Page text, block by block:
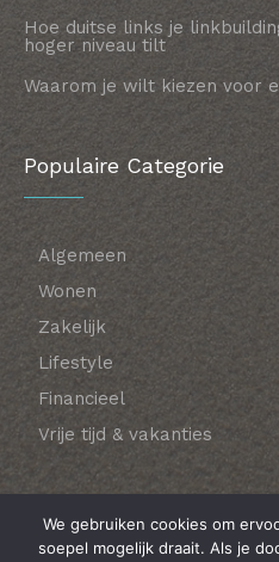
Hoe duitse links je
hoger niveau tilt
Waarom je wilt kiezen voor
Populaire Categorie
Algemeen
Wonen
Zakelijk
Lifestyle
Financieel
Vrije tijd & vakanties
We gebruiken cookies om
soepel mogelijk draait. Als je